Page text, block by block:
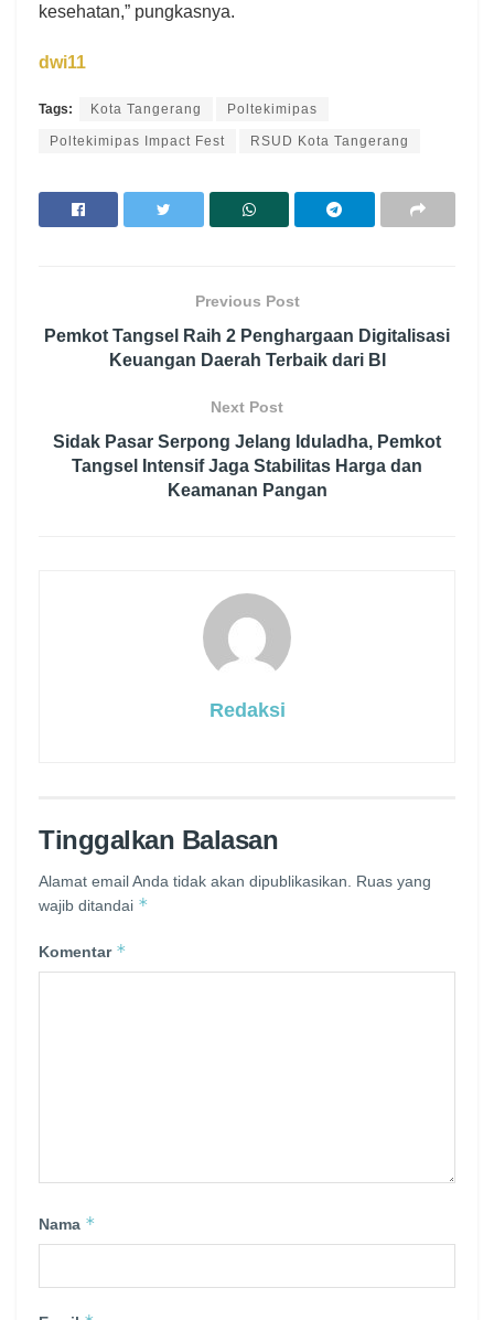
kesehatan,” pungkasnya.
dwi11
Tags: Kota Tangerang Poltekimipas
Poltekimipas Impact Fest RSUD Kota Tangerang
Previous Post
Pemkot Tangsel Raih 2 Penghargaan Digitalisasi
Keuangan Daerah Terbaik dari BI
Next Post
Sidak Pasar Serpong Jelang Iduladha, Pemkot
Tangsel Intensif Jaga Stabilitas Harga dan
Keamanan Pangan
Redaksi
Tinggalkan Balasan
Alamat email Anda tidak akan dipublikasikan.
Ruas yang
wajib ditandai *
Komentar *
Nama *